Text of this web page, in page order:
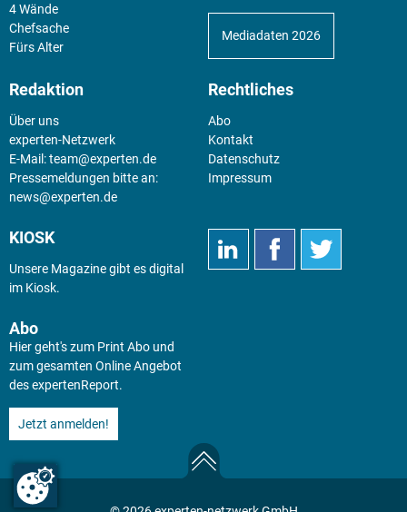
4 Wände
Chefsache
Fürs Alter
Mediadaten 2026
Redaktion
Über uns
experten-Netzwerk
E-Mail:team@experten.de
Pressemeldungen bitte an:
news@experten.de
Rechtliches
Abo
Kontakt
Datenschutz
Impressum
KIOSK
Unsere Magazine gibt es digital
im Kiosk.
Abo
Hier geht's zum Print Abo und
zum gesamten Online Angebot
des expertenReport.
Jetzt anmelden!